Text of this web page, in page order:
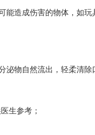
造成伤害的物体，如
物自然流出，轻柔清除
生参考；